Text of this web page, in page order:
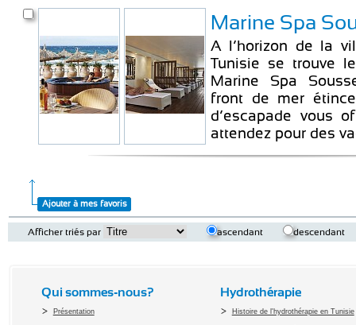
Ajouter à mes favoris
Marine Spa
A l’horizon de la
Tunisie se trouve
Marine Spa
front de mer
d’escapade vous
attendez pour des
Afficher triés par ascendant descendant
Qui sommes-nous?
Présentation
Hydrothérapie
Histoire de l'hydrothérapie en Tunisie